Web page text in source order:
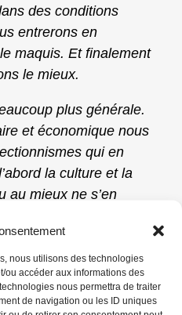
nous utilisons des technologies
ou accéder aux informations des
nous permettra de traiter
de navigation ou les ID uniques
des conditions
entrerons en
maquis. Et finalement
le mieux.
plus générale.
et économique nous
qui en
la culture et la
au mieux ne s’en
souffriront d’une
se préoccupera peu
ou plus